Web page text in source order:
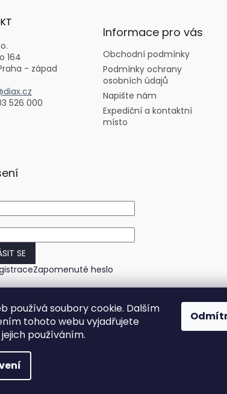
používá soubory cookie. Dalším
tohoto webu vyjadřujete
používáním.
164
- západ
526 000
Informace pro vás
Obchodní podmínky
Podmínky ochrany
osobních údajů
Napište nám
Expediční a kontaktní
místo
SE
Zapomenuté heslo
práva vyhrazena.